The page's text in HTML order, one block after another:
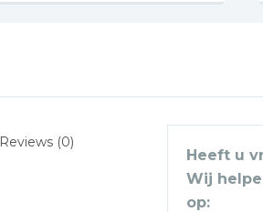
Reviews (0)
Heeft u
Wij
op: